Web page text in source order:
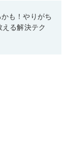
も！やりがち
る解決テク